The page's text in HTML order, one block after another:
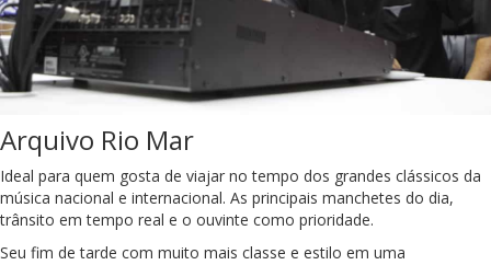
Arquivo Rio Mar
Ideal para quem gosta de viajar no tempo dos grandes clássicos da
música nacional e internacional. As principais manchetes do dia,
trânsito em tempo real e o ouvinte como prioridade.
Seu fim de tarde com muito mais classe e estilo em uma